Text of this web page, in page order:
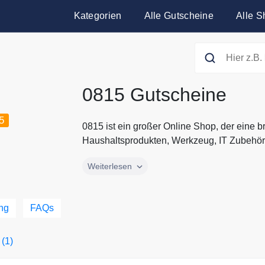
Kategorien Alle Gutscheine Alle
5
0815 Gutscheine
0815 ist ein großer Online Shop, der eine
Haushaltsprodukten, Werkzeug, IT
0815 ist ein großer Online Shop, der eine
Weiterlesen
FAQs